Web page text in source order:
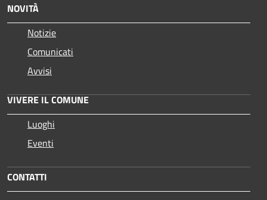
NOVITÀ
Notizie
Comunicati
Avvisi
VIVERE IL COMUNE
Luoghi
Eventi
CONTATTI